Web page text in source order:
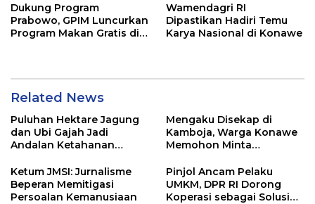
Dukung Program
Prabowo, GPIM Luncurkan
Program Makan Gratis di
Wamendagri RI
Dipastikan Hadiri Temu
Karya Nasional di Konawe
Related News
Puluhan Hektare Jagung
dan Ubi Gajah Jadi
Andalan Ketahanan
Mengaku Disekap di
Kamboja, Warga Konawe
Memohon Minta
Ketum JMSI: Jurnalisme
Beperan Memitigasi
Persoalan Kemanusiaan
Pinjol Ancam Pelaku
UMKM, DPR RI Dorong
Koperasi sebagai Solusi